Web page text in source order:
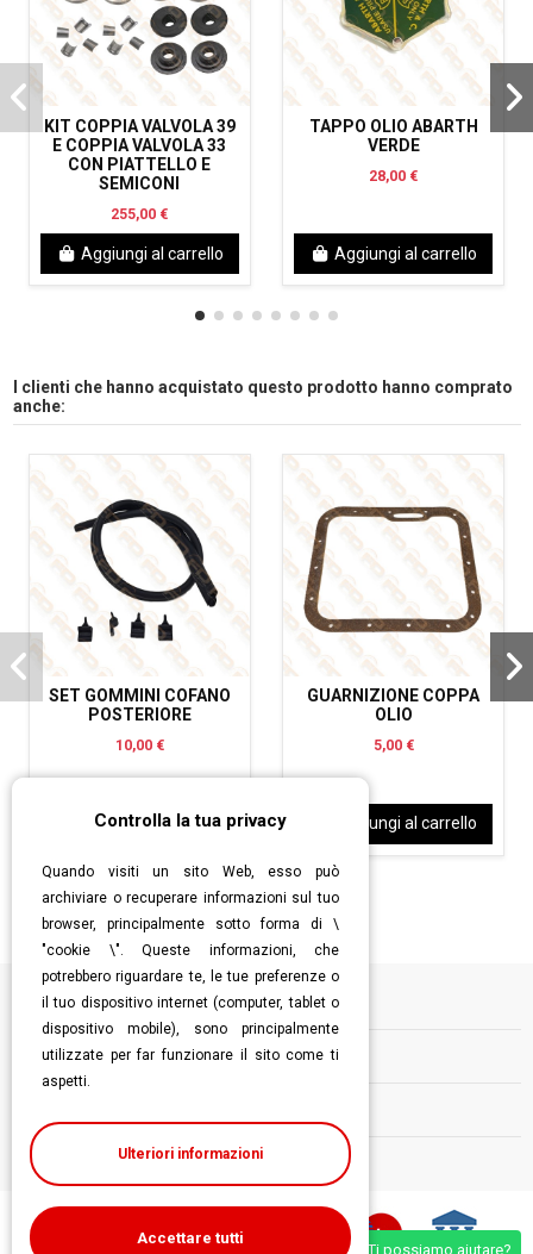
KIT COPPIA VALVOLA 39
E COPPIA VALVOLA 33
CON PIATTELLO E
SEMICONI
255,00 €
Aggiungi al carrello
TAPPO OLIO ABARTH
VERDE
28,00 €
Aggiungi al carrello
I clienti che hanno acquistato questo prodotto hanno comprato
anche:
SET GOMMINI COFANO
POSTERIORE
10,00 €
Aggiungi al carrello
GUARNIZIONE COPPA
OLIO
5,00 €
Aggiungi al carrello
Informazioni
Follow us
Ti possiamo aiutare?
Controlla la tua privacy
Quando visiti un sito Web, esso può
archiviare o recuperare informazioni sul tuo
browser, principalmente sotto forma di \
"cookie \". Queste informazioni, che
potrebbero riguardare te, le tue preferenze o
il tuo dispositivo internet (computer, tablet o
dispositivo mobile), sono principalmente
utilizzate per far funzionare il sito come ti
aspetti.
Ulteriori informazioni
Accettare tutti